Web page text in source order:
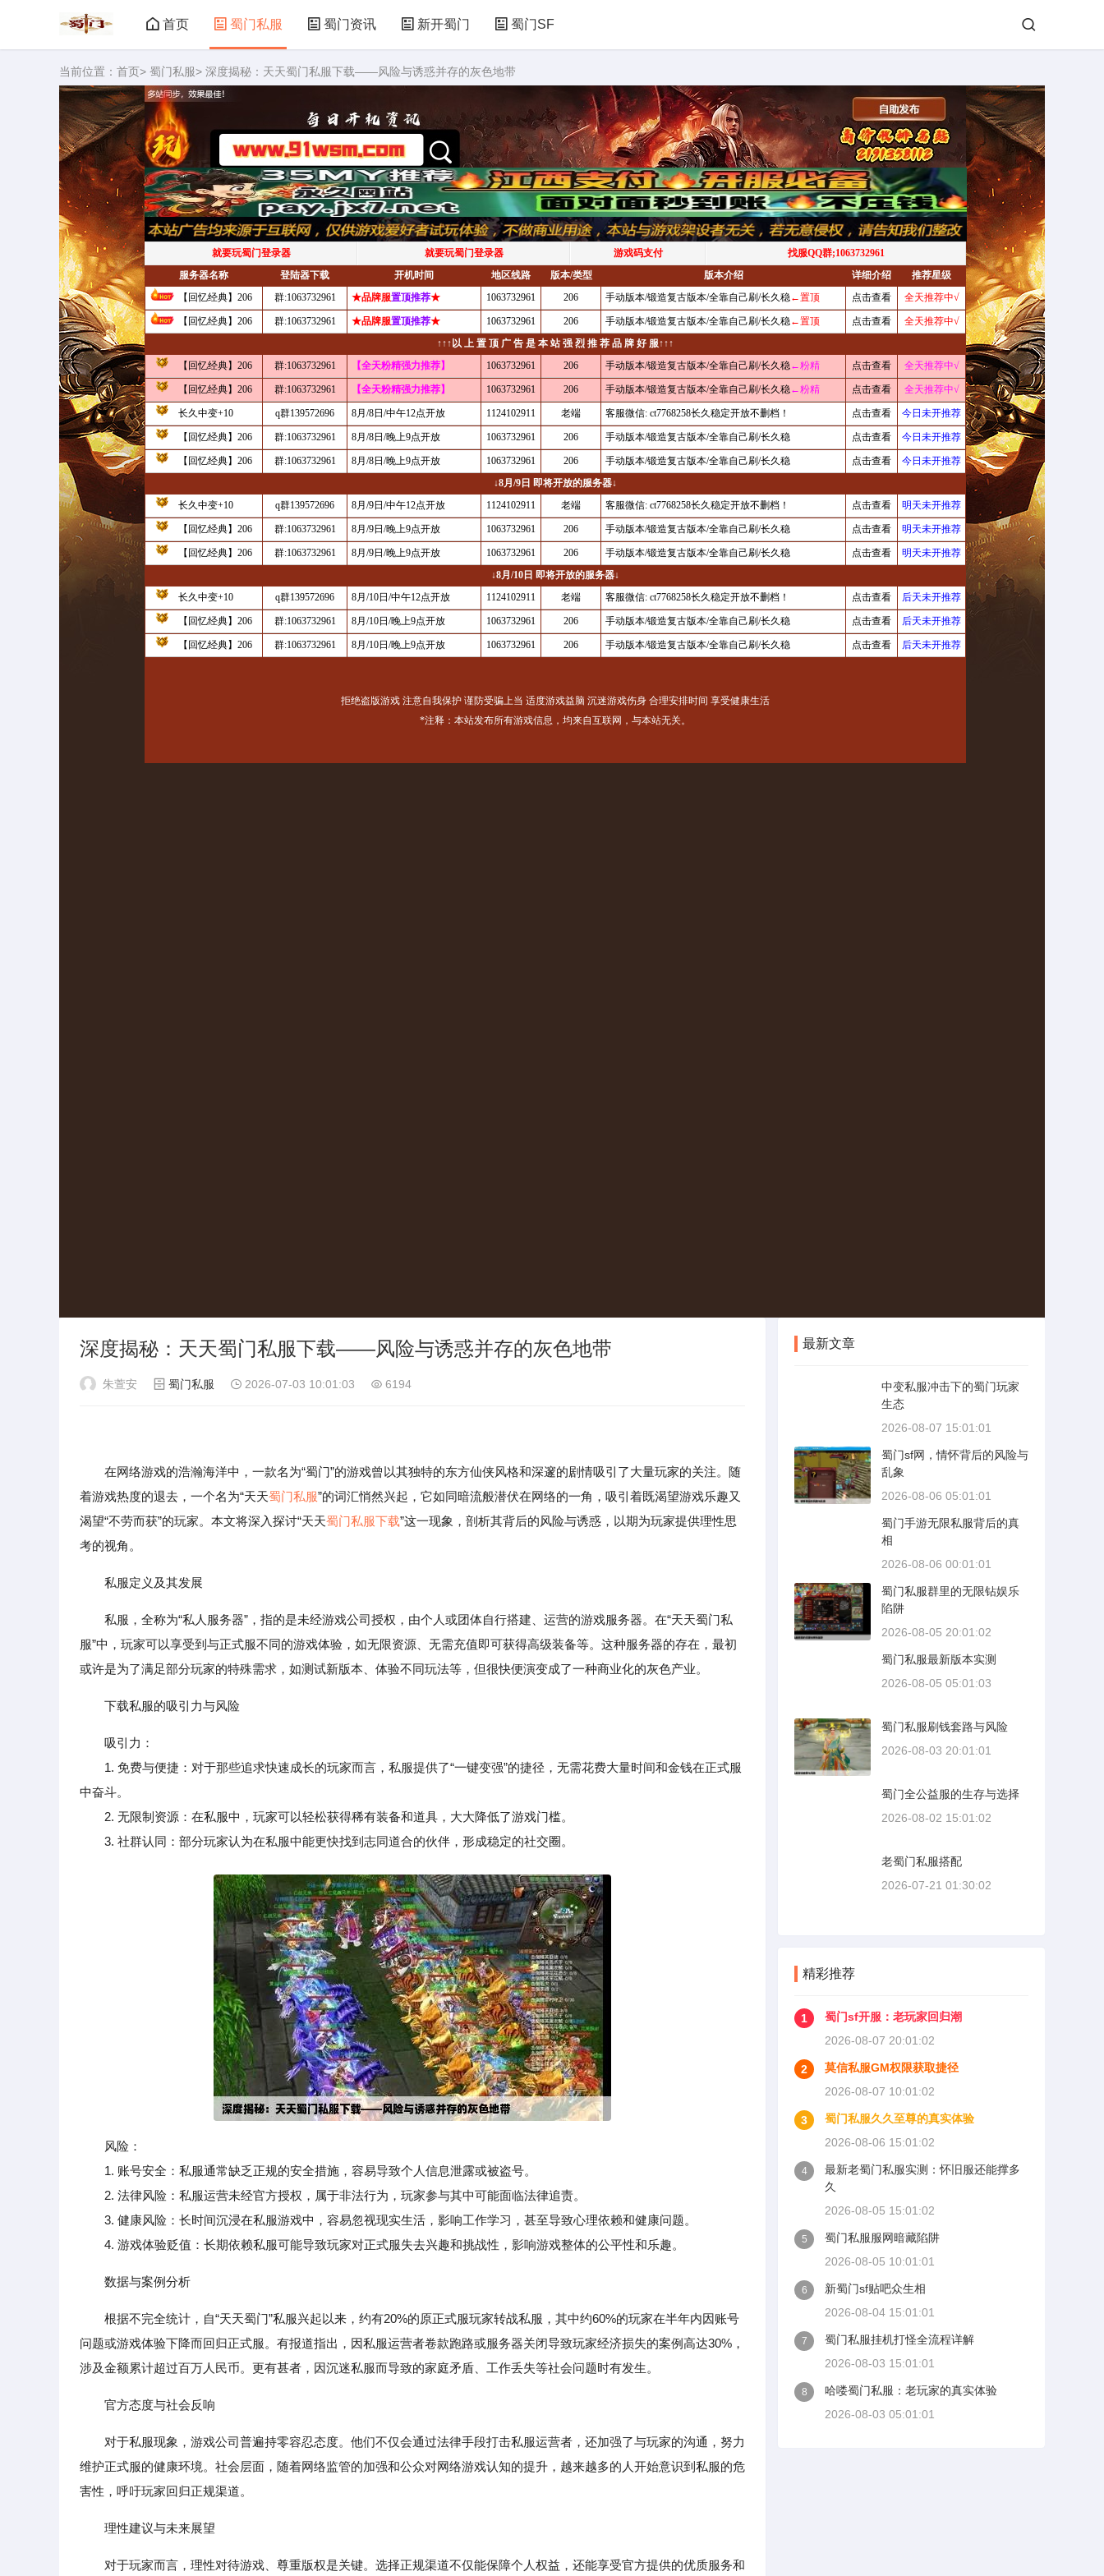
首页 蜀门私服 蜀门资讯 新开蜀门 蜀门SF
当前位置： 首页> 蜀门私服> 深度揭秘：天天蜀门私服下载——风险与诱惑并存的灰色地带
深度揭秘：天天蜀门私服下载——风险与诱惑并存的灰色地带
朱萱安 蜀门私服 2026-07-03 10:01:03 6194
在网络游戏的浩瀚海洋中，一款名为“蜀门”的游戏曾以其独特的东方仙侠风格和深邃的剧情吸引了大量玩家的关注。随
着游戏热度的退去，一个名为“天天蜀门私服”的词汇悄然兴起，它如同暗流般潜伏在网络的一角，吸引着既渴望游戏乐趣又
渴望“不劳而获”的玩家。本文将深入探讨“天天蜀门私服下载”这一现象，剖析其背后的风险与诱惑，以期为玩家提供理性思
考的视角。
私服定义及其发展
私服，全称为“私人服务器”，指的是未经游戏公司授权，由个人或团体自行搭建、运营的游戏服务器。在“天天蜀门私
服”中，玩家可以享受到与正式服不同的游戏体验，如无限资源、无需充值即可获得高级装备等。这种服务器的存在，最初
或许是为了满足部分玩家的特殊需求，如测试新版本、体验不同玩法等，但很快便演变成了一种商业化的灰色产业。
下载私服的吸引力与风险
吸引力：
1. 免费与便捷：对于那些追求快速成长的玩家而言，私服提供了“一键变强”的捷径，无需花费大量时间和金钱在正式服
中奋斗。
2. 无限制资源：在私服中，玩家可以轻松获得稀有装备和道具，大大降低了游戏门槛。
3. 社群认同：部分玩家认为在私服中能更快找到志同道合的伙伴，形成稳定的社交圈。
风险：
1. 账号安全：私服通常缺乏正规的安全措施，容易导致个人信息泄露或被盗号。
2. 法律风险：私服运营未经官方授权，属于非法行为，玩家参与其中可能面临法律追责。
3. 健康风险：长时间沉浸在私服游戏中，容易忽视现实生活，影响工作学习，甚至导致心理依赖和健康问题。
4. 游戏体验贬值：长期依赖私服可能导致玩家对正式服失去兴趣和挑战性，影响游戏整体的公平性和乐趣。
数据与案例分析
根据不完全统计，自“天天蜀门”私服兴起以来，约有20%的原正式服玩家转战私服，其中约60%的玩家在半年内因账号
问题或游戏体验下降而回归正式服。有报道指出，因私服运营者卷款跑路或服务器关闭导致玩家经济损失的案例高达30%，
涉及金额累计超过百万人民币。更有甚者，因沉迷私服而导致的家庭矛盾、工作丢失等社会问题时有发生。
官方态度与社会反响
对于私服现象，游戏公司普遍持零容忍态度。他们不仅会通过法律手段打击私服运营者，还加强了与玩家的沟通，努力
维护正式服的健康环境。社会层面，随着网络监管的加强和公众对网络游戏认知的提升，越来越多的人开始意识到私服的危
害性，呼吁玩家回归正规渠道。
理性建议与未来展望
对于玩家而言，理性对待游戏、尊重版权是关键。选择正规渠道不仅能保障个人权益，还能享受官方提供的优质服务和
最新文章
中变私服冲击下的蜀门玩家
生态
2026-08-07 15:01:01
蜀门sf网，情怀背后的风险与
乱象
2026-08-06 05:01:01
蜀门手游无限私服背后的真
相
2026-08-06 00:01:01
蜀门私服群里的无限钻娱乐
陷阱
2026-08-05 20:01:02
蜀门私服最新版本实测
2026-08-05 05:01:03
蜀门私服刷钱套路与风险
2026-08-03 20:01:01
蜀门全公益服的生存与选择
2026-08-02 15:01:02
老蜀门私服搭配
2026-07-21 01:30:02
精彩推荐
1
蜀门sf开服：老玩家回归潮
2026-08-07 20:01:02
2
莫信私服GM权限获取捷径
2026-08-07 10:01:02
3
蜀门私服久久至尊的真实体验
2026-08-06 15:01:02
4
最新老蜀门私服实测：怀旧服还能撑多
久
2026-08-05 15:01:02
5
蜀门私服服网暗藏陷阱
2026-08-05 10:01:01
6
新蜀门sf贴吧众生相
2026-08-04 15:01:01
7
蜀门私服挂机打怪全流程详解
2026-08-03 15:01:01
8
哈喽蜀门私服：老玩家的真实体验
2026-08-03 05:01:01